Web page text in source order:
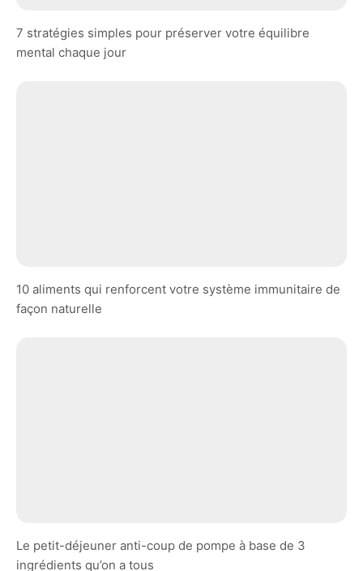
7 stratégies simples pour préserver votre équilibre
mental chaque jour
10 aliments qui renforcent votre système immunitaire de
façon naturelle
Le petit-déjeuner anti-coup de pompe à base de 3
ingrédients qu’on a tous